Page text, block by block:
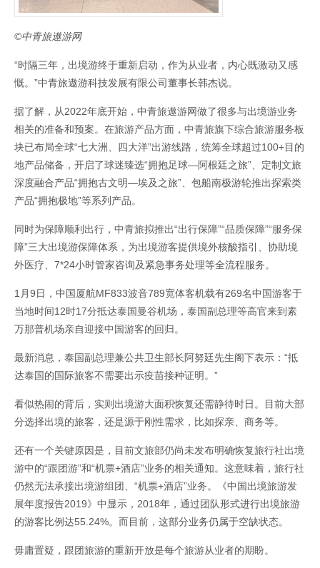
©中青旅遨游网
“时隔三年，出境游终于重新启动，作为从业者，内心既激动又感
慨。”中青旅遨游科技发展有限公司董事长韩杰说。
据了解，从2022年底开始，中青旅遨游网做了很多与出境游业务
相关的准备和预案。在旅游产品方面，中青旅旗下综合旅游服务板
块已布局全球“七大洲、四大洋”出游线路，统筹全球超过100+目的
地产品储备，开启了球迷臻选“拥抱足球—阿根廷之旅”、定制文旅
深度融合产品“拥抱古文明—埃及之旅”、包船南极游轮推出探索类
产品“拥抱极地”等系列产品。
同时为保障顺利出行，中青旅拟推出“出行保障”“品质保障”“服务保
障”三大出境游保障体系，为出境游客提供境外核酸指引、协助境
外医疗、7*24小时管家咨询及紧急事务处理等全流程服务。
1月9日，中国厦航MF833波音789宽体客机载有269名中国游客于
当地时间12时17分抵达泰国曼谷机场，泰国副总理等高官来到素
万那普机场亲自迎接中国游客的回归。
最新消息，泰国副总理兼公共卫生部长阿努廷先生阁下表示：“抵
达泰国的国际旅客不需要出示疫苗接种证明。”
看似热闹的背后，实则出境游大面积恢复还需静待时日。目前大部
分选择出境的旅客，还是源于刚性需求，比如探亲、商务等。
还有一个关键原因是，目前文旅部仍尚未发布明确恢复旅行社出境
游中的“跟团游”和“机票+酒店”业务的相关通知。这意味着，旅行社
仍然无法承接出境游组团、“机票+酒店”业务。《中国出境旅游发
展年度报告2019》中显示，2018年，通过团队形式进行出境旅游
的游客比例达55.24%。而目前，这部分业务仍属于空缺状态。
毋庸置疑，跟团旅游的重新开放是每个旅游从业者的期盼。